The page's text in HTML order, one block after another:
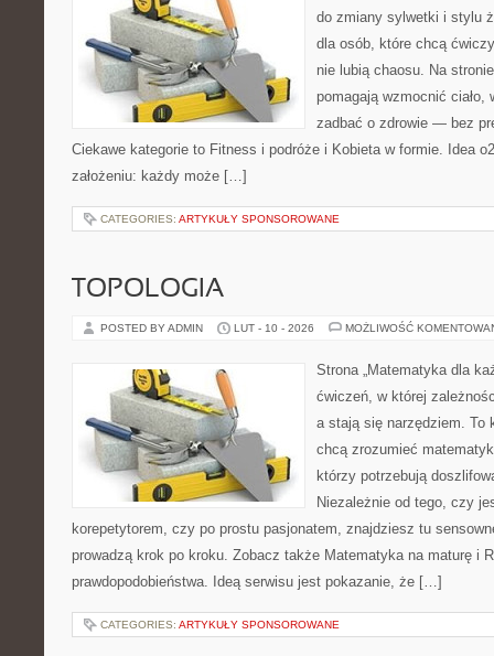
do zmiany sylwetki i stylu
dla osób, które chcą
nie lubią chaosu. Na
pomagają wzmocnić
zadbać o zdrowie — bez
Ciekawe kategorie to Fitness i podróże i Kobieta w formie. Idea
założeniu: każdy może […]
CATEGORIES: ARTYKUŁY SPONSOROWANE
TOPOLOGIA
POSTED BY ADMIN LUT - 10 - 2026 MOŻLIWOŚĆ
Strona „Matematyka dla
ćwiczeń, w której
a stają się narzędziem. To
chcą zrozumieć
którzy potrzebują
Niezależnie od tego, czy
korepetytorem, czy po prostu pasjonatem, znajdziesz tu
prowadzą krok po kroku. Zobacz także Matematyka na maturę i
prawdopodobieństwa. Ideą serwisu jest pokazanie, że […]
CATEGORIES: ARTYKUŁY SPONSOROWANE